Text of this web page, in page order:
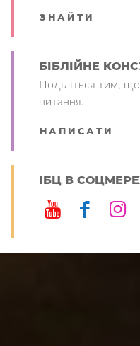
ЗНАЙТИ
БІБЛІЙНЕ
Поділіться тим,
питання.
НАПИСАТИ
ІБЦ В